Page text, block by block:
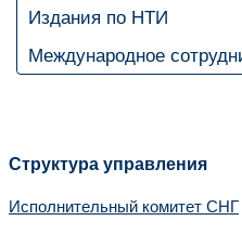
Издания по НТИ
Международное
Структура управления
Исполнительный комитет СНГ